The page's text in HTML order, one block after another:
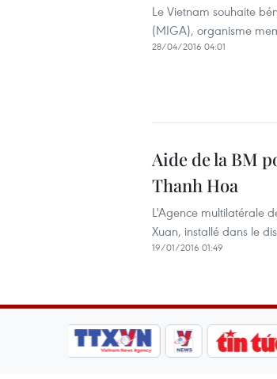
Le Vietnam souhaite
(MIGA), organisme
28/04/2016 04:01
Aide de la BM
Thanh Hoa
L'Agence multilatérale
Xuan, installé dans le
19/01/2016 01:49